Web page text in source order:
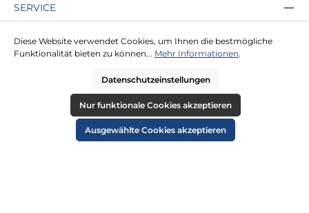
SERVICE
Lieferung
Zahlung
RECHTLICHES
Diese Website verwendet Cookies, um Ihnen die bestmögliche
Funktionalität bieten zu können... Mehr Informationen.
Datenschutzeinstellungen
Nur funktionale Cookies akzeptieren
Ausgewählte Cookies akzeptieren